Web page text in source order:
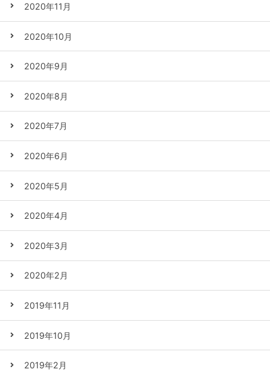
2020年11月
2020年10月
2020年9月
2020年8月
2020年7月
2020年6月
2020年5月
2020年4月
2020年3月
2020年2月
2019年11月
2019年10月
2019年2月